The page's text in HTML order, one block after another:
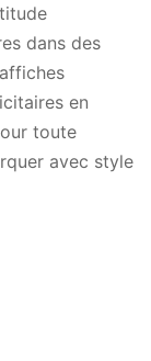
dans des
en
toute
avec style